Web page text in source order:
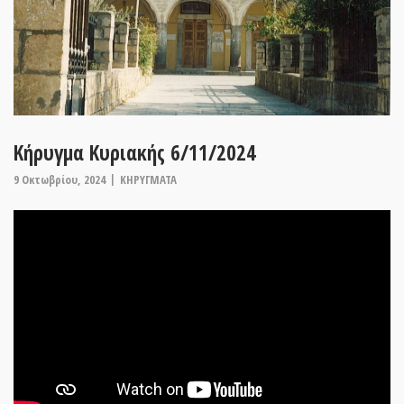
Κήρυγμα Κυριακής 6/11/2024
9 Οκτωβρίου, 2024 ΚΗΡΥΓΜΑΤΑ